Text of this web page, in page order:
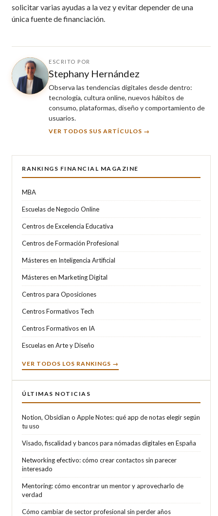
solicitar varias ayudas a la vez y evitar depender de una
única fuente de financiación.
ESCRITO POR
Stephany Hernández
Observa las tendencias digitales desde dentro:
tecnología, cultura online, nuevos hábitos de
consumo, plataformas, diseño y comportamiento de
usuarios.
VER TODOS SUS ARTÍCULOS →
RANKINGS FINANCIAL MAGAZINE
MBA
Escuelas de Negocio Online
Centros de Excelencia Educativa
Centros de Formación Profesional
Másteres en Inteligencia Artificial
Másteres en Marketing Digital
Centros para Oposiciones
Centros Formativos Tech
Centros Formativos en IA
Escuelas en Arte y Diseño
VER TODOS LOS RANKINGS →
ÚLTIMAS NOTICIAS
Notion, Obsidian o Apple Notes: qué app de notas elegir según
tu uso
Visado, fiscalidad y bancos para nómadas digitales en España
Networking efectivo: cómo crear contactos sin parecer
interesado
Mentoring: cómo encontrar un mentor y aprovecharlo de
verdad
Cómo cambiar de sector profesional sin perder años